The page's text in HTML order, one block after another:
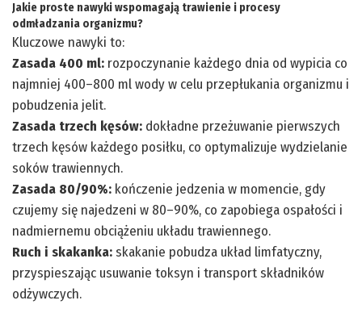
Jakie proste nawyki wspomagają trawienie i procesy
odmładzania organizmu?
Kluczowe nawyki to:
Zasada 400 ml: rozpoczynanie każdego dnia od wypicia co
najmniej 400–800 ml wody w celu przepłukania organizmu i
pobudzenia jelit.
Zasada trzech kęsów: dokładne przeżuwanie pierwszych
trzech kęsów każdego posiłku, co optymalizuje wydzielanie
soków trawiennych.
Zasada 80/90%: kończenie jedzenia w momencie, gdy
czujemy się najedzeni w 80–90%, co zapobiega ospałości i
nadmiernemu obciążeniu układu trawiennego.
Ruch i skakanka: skakanie pobudza układ limfatyczny,
przyspieszając usuwanie toksyn i transport składników
odżywczych.